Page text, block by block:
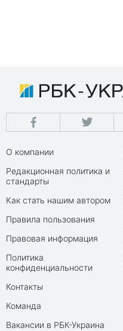
О компании
Редакционная политика и
стандарты
Как стать нашим автором
Правила пользования
Правовая информация
Политика
конфиденциальности
Контакты
Команда
Вакансии в РБК-Украина